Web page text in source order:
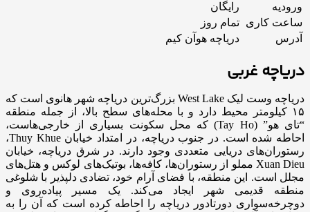
ورودیه
رایگان
ساعت کاری تمام روز
آدرس
دریاچه هوآن کیم
دریاچه غربی
دریاچه وست لیک West Lake بزرگ‌ترین دریاچه شهر هانوی است که
۱۵ کیلومتر محیط دارد و با محله‌های سطح بالا، از جمله منطقه
“تای هو” (Tay Ho) که محل سکونت بسیاری از خارجی‌هاست،
احاطه شده است. در جنوب دریاچه، در امتداد خیابان Thuy Khue،
رستوران‌های دریایی متعددی وجود دارند. در شرق دریاچه، خیابان
Xuan Dieu مملو از رستوران‌ها، کافه‌ها، بوتیک‌های لوکس و هتل‌های
مجلل است. این منطقه، با فضای آرام خود، تضادی دلپذیر با شلوغی
منطقه قدیمی شهر ایجاد می‌کند. یک مسیر پیاده‌روی و
دوچرخه‌سواری دورتادور دریاچه را احاطه کرده است که آن را به